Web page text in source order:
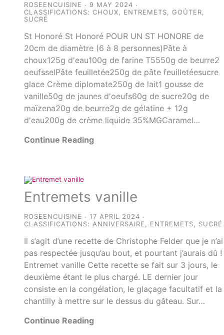
ROSEENCUISINE
9 MAY 2024
CLASSIFICATIONS:CHOUX ENTREMETS ,GOÛTER
SUCRÉ
St Honoré St Honoré POUR UN ST HONORE de
20cm de diamètre (6 à 8 personnes)Pâte à
choux125g d'eau100g de farine T5550g de beurre2
oeufsselPâte feuilletée250g de pâte feuilletéesucre
glace Crème diplomate250g de lait1 gousse de
vanille50g de jaunes d'oeufs60g de sucre20g de
maïzena20g de beurre2g de gélatine + 12g
d'eau200g de crème liquide 35%MGCaramel…
Continue Reading
Entremets vanille
ROSEENCUISINE
17 APRIL 2024
CLASSIFICATIONS: ANNIVERSAIRE ENTREMETS SUCRÉ
Il s’agit d’une recette de Christophe Felder que je n’ai
pas respectée jusqu’au bout, et pourtant j’aurais dû !
Entremet vanille Cette recette se fait sur 3 jours, le
deuxième étant le plus chargé. LE dernier jour
consiste en la congélation, le glaçage facultatif et la
chantilly à mettre sur le dessus du gâteau. Sur…
Continue Reading